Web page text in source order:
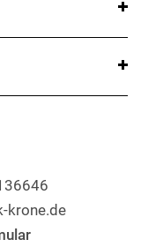
krone.de